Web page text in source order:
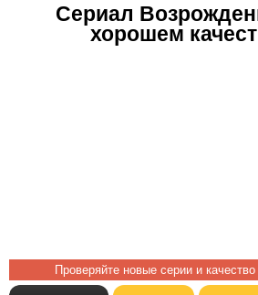
Сериал
хорошем
Проверяйте новые серии и